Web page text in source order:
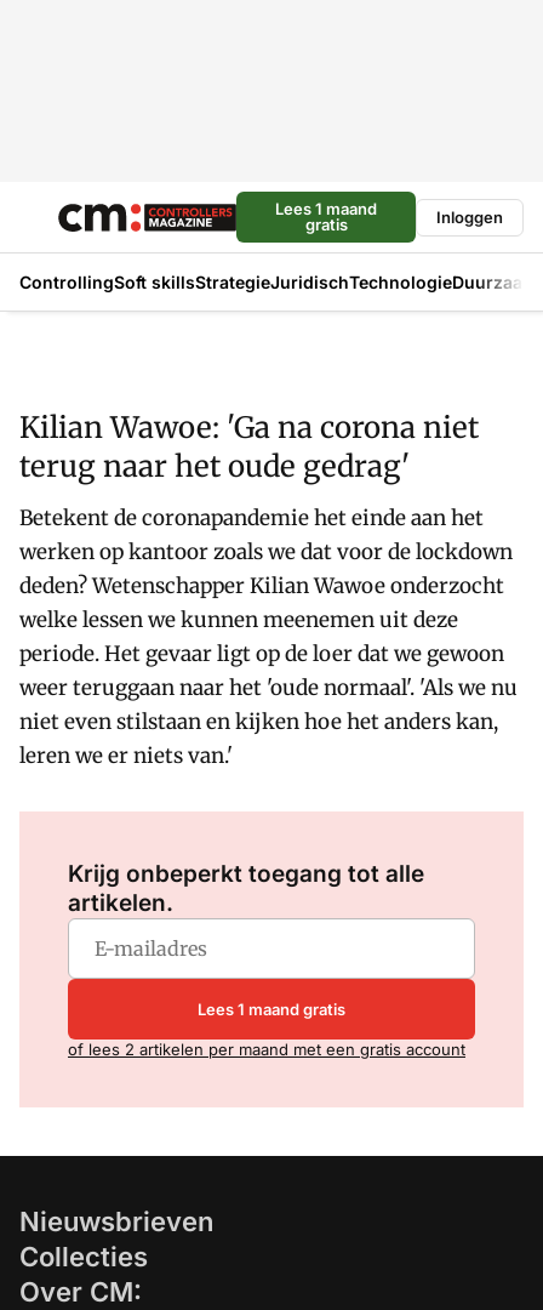
Lees 1 maand
gratis
Inloggen
ControllingSoft skillsStrategieJuridischTechnologie
Kilian Wawoe: 'Ga na corona niet
terug naar het oude gedrag'
Betekent de coronapandemie het einde aan het
werken op kantoor zoals we dat voor de lockdown
deden? Wetenschapper Kilian Wawoe onderzocht
welke lessen we kunnen meenemen uit deze
periode. Het gevaar ligt op de loer dat we gewoon
weer teruggaan naar het 'oude normaal'. 'Als we nu
niet even stilstaan en kijken hoe het anders kan,
leren we er niets van.'
Krijg onbeperkt toegang tot alle
artikelen.
Lees 1 maand gratis
of lees 2 artikelen per maand met een gratis account
Nieuwsbrieven
Collecties
Over CM: